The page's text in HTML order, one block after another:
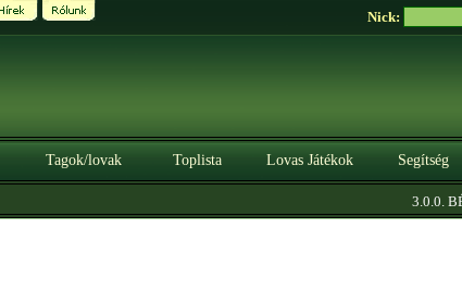
Nick:
Tagok/lovak Toplista Lovas Játékok Segítség
3.0.0.